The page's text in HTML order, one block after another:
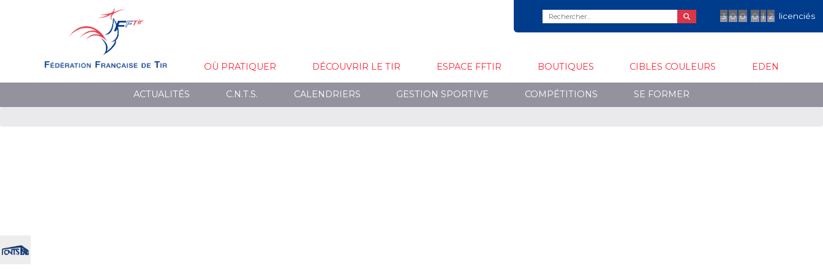
3 0 0 0 1 2 licenciés
OÙ PRATIQUER DÉCOUVRIR LE TIR ESPACE FFTIR BOUTIQUES CIBLES COULEURS EDEN
ACTUALITÉS C.N.T.S. CALENDRIERS GESTION SPORTIVE COMPÉTITIONS SE FORMER